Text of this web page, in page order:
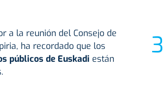
a la reunión del Consejo de
ha recordado que los
públicos de Euskadi están